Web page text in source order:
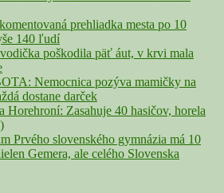
prehliadka mesta po 10
140 ľudí
poškodila päť áut, v krvi mala
Nemocnica pozýva mamičky na
dostane darček
Horehroní: Zasahuje 40 hasičov, horela
Prvého slovenského gymnázia má 10
Gemera, ale celého Slovenska